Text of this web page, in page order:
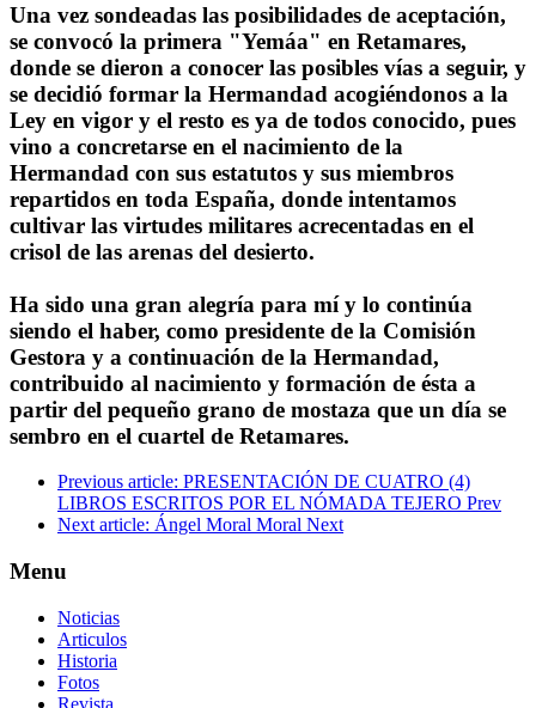
Una vez sondeadas las posibilidades de aceptación,
se convocó la primera "Yemáa" en Retamares,
donde se dieron a conocer las posibles vías a seguir, y
se decidió formar la Hermandad acogiéndonos a la
Ley en vigor y el resto es ya de todos conocido, pues
vino a concretarse en el nacimiento de la
Hermandad con sus estatutos y sus miembros
repartidos en toda España, donde intentamos
cultivar las virtudes militares acrecentadas en el
crisol de las arenas del desierto.
Ha sido una gran alegría para mí y lo continúa
siendo el haber, como presidente de la Comisión
Gestora y a continuación de la Hermandad,
contribuido al nacimiento y formación de ésta a
partir del pequeño grano de mostaza que un día se
sembro en el cuartel de Retamares.
Previous article: PRESENTACIÓN DE CUATRO (4)
LIBROS ESCRITOS POR EL NÓMADA TEJERO Prev
Next article: Ángel Moral Moral Next
Menu
Noticias
Articulos
Historia
Fotos
Revista